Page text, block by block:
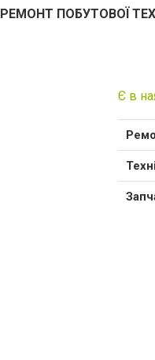
РЕМОНТ ПОБУТОВОЇ
Є в